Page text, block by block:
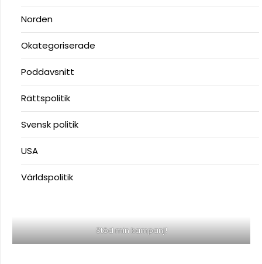
Norden
Okategoriserade
Poddavsnitt
Rättspolitik
Svensk politik
USA
Världspolitik
Stöd min kampanj!